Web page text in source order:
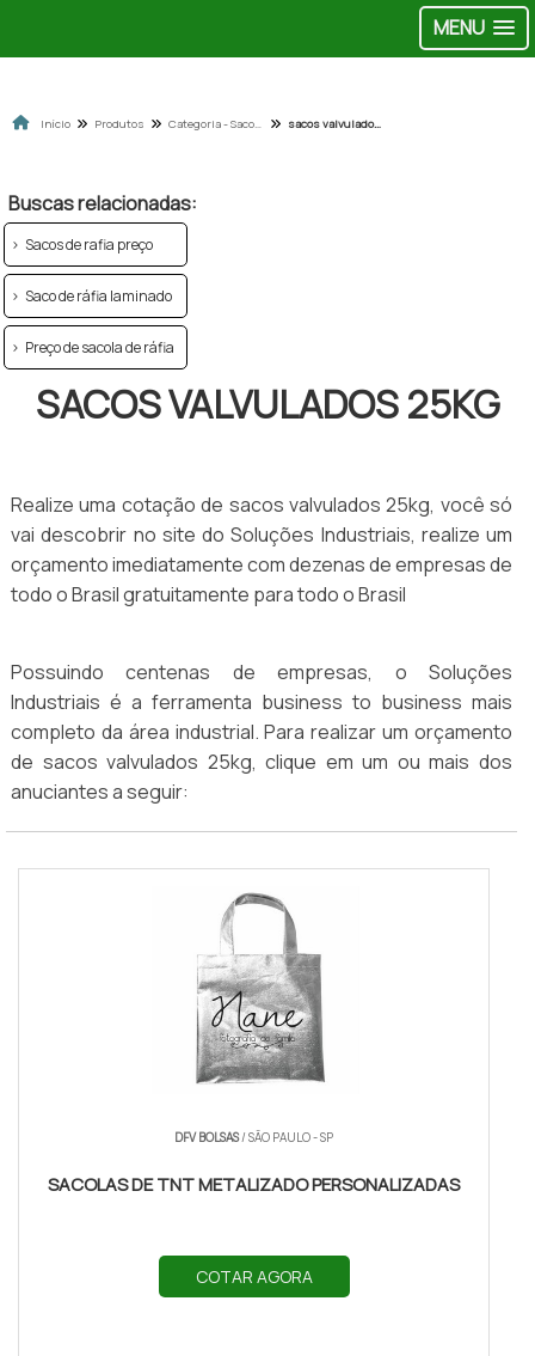
MENU
Início Produtos Categoria - Sacolas de ráfia sacos valvulados 25kg
Buscas relacionadas:
Sacos de rafia preço
Saco de ráfia laminado
Preço de sacola de ráfia
SACOS VALVULADOS 25KG
Realize uma cotação de sacos valvulados 25kg, você só
vai descobrir no site do Soluções Industriais, realize um
orçamento imediatamente com dezenas de empresas de
todo o Brasil gratuitamente para todo o Brasil
Possuindo centenas de empresas, o Soluções
Industriais é a ferramenta business to business mais
completo da área industrial. Para realizar um orçamento
de sacos valvulados 25kg, clique em um ou mais dos
anuciantes a seguir:
DFV BOLSAS/ SÃO PAULO - SP
SACOLAS DE TNT METALIZADO PERSONALIZADAS
COTAR AGORA